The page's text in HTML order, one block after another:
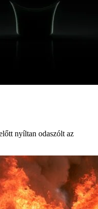
nyíltan odaszólt az